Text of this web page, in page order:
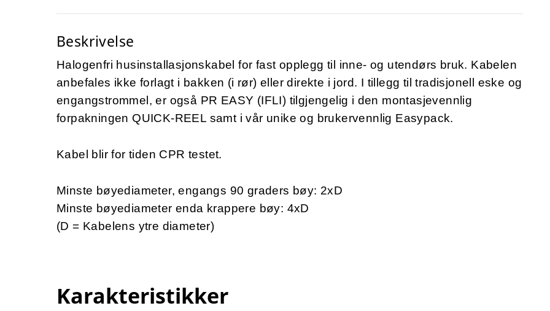
Beskrivelse
Halogenfri husinstallasjonskabel for fast opplegg til inne- og utendørs bruk. Kabelen
anbefales ikke forlagt i bakken (i rør) eller direkte i jord. I tillegg til tradisjonell eske og
engangstrommel, er også PR EASY (IFLI) tilgjengelig i den montasjevennlig
forpakningen QUICK-REEL samt i vår unike og brukervennlig Easypack.
Kabel blir for tiden CPR testet.
Minste bøyediameter, engangs 90 graders bøy: 2xD
Minste bøyediameter enda krappere bøy: 4xD
(D = Kabelens ytre diameter)
Karakteristikker